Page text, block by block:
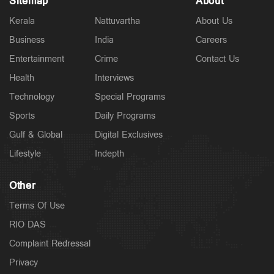
വാഹന പരിശോധന നടത്തും, പിഴ ഈടാക്കില്ല;
'പണി'മുടക്കിന് മോട്ടോര്‍വാഹന വകുപ്പ്
2 hours ago
Kerala
Business
Entertainment
Health
Technology
Sports
Gulf & Global
Lifestyle
Nattuvartha
India
Crime
Interviews
Special Programs
Daily Programs
Digital Exclusives
Indepth
About Us
Careers
Contact Us
Other
Terms Of Use
RIO DAS
Complaint Redressal
Privacy